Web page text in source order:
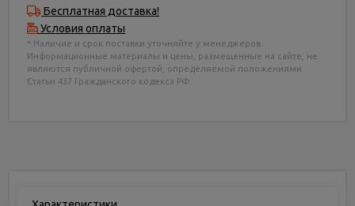
Бесплатная доставка!
Условия оплаты
* Наличие и срок поставки уточняйте у менеджеров.
Информационные материалы и цены, размещенные на сайте, не
являются публичной офертой, определяемой положениями
Статьи 437 Гражданского кодекса РФ.